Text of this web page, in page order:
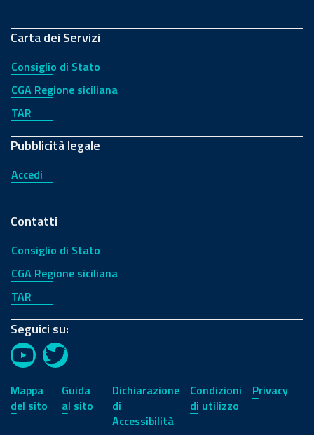
Carta dei Servizi
Consiglio di Stato
CGA Regione siciliana
TAR
Pubblicità legale
Accedi
Contatti
Consiglio di Stato
CGA Regione siciliana
TAR
Seguici su:
YouTubeTwitter
Mappa
del sito
Guida
al sito
Dichiarazione
di
Accessibilità
Condizioni
di utilizzo
Privacy